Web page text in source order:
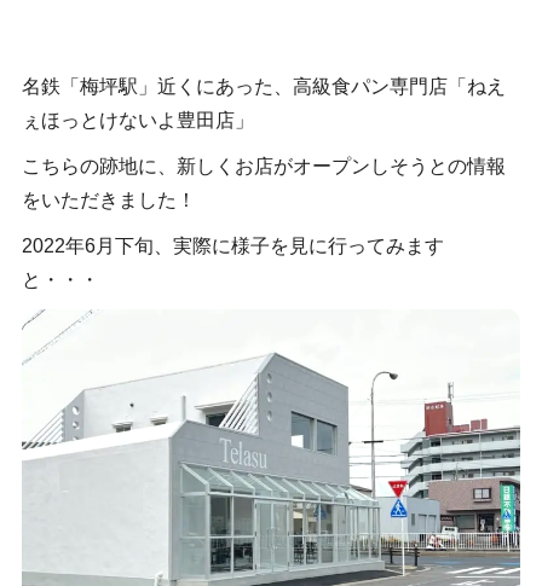
名鉄「梅坪駅」近くにあった、高級食パン専門店「ねえ
ぇほっとけないよ豊田店」
こちらの跡地に、新しくお店がオープンしそうとの情報
をいただきました！
2022年6月下旬、実際に様子を見に行ってみます
と・・・